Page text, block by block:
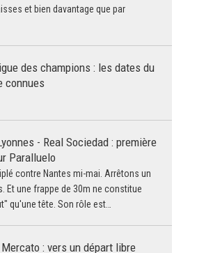
et bien davantage que par
des champions : les dates du
connues
- Real Sociedad : première
Paralluelo
contre Nantes mi-mai. Arrêtons un
Et une frappe de 30m ne constitue
qu'une tête. Son rôle est…
: vers un départ libre